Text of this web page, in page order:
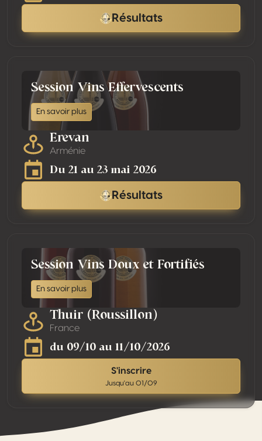
Résultats
Session Vins Effervescents
En savoir plus
Erevan
Arménie
Du 21 au 23 mai 2026
Résultats
Session Vins Doux et Fortifiés
En savoir plus
Thuir (Roussillon)
France
du 09/10 au 11/10/2026
S'inscrire
Jusqu'au 01/09